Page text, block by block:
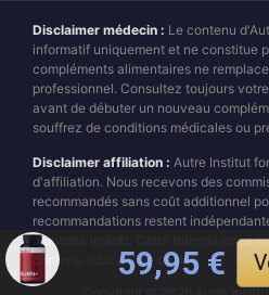
Disclaimer médecin : Le contenu
informatif uniquement et ne constitue
compléments alimentaires ne
professionnel. Consultez toujours
avant de débuter un nouveau
souffrez de conditions médicales ou
Disclaimer affiliation : Autre Institut
d'affiliation. Nous recevons des
recommandés sans coût additionnel
recommandations restent
par votre intérêt. Cette transparence
contenu éducatif de qualité.
Le prix
59,95 €Le